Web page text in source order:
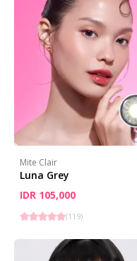
Mite Clair
Luna Grey
IDR 105,000
(119)